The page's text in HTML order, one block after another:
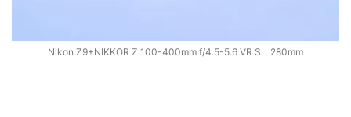
Nikon Z9+NIKKOR Z 100-400mm f/4.5-5.6 VR S 280mm